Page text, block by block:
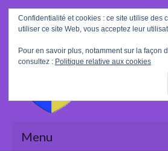
Rechercher
:
Menu
Confidentialité et cookies : ce site utilise des
utiliser ce site Web, vous acceptez leur
Pour en savoir plus, notamment sur la façon
consultez : Politique relative aux cookies